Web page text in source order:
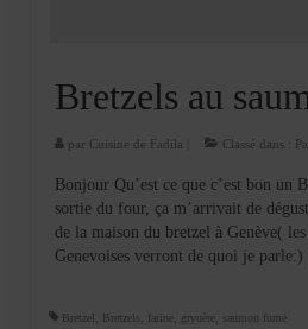
Bretzels au
par Cuisine de Fadila Classé dans :
Bonjour Qu’est ce que c’est bon un
sortie du four, ça m’arrivait de
de la maison du bretzel à Genève(
Genevoises verront de quoi je
Bretzel , Bretzels, farine, gryuère, saumon fumé